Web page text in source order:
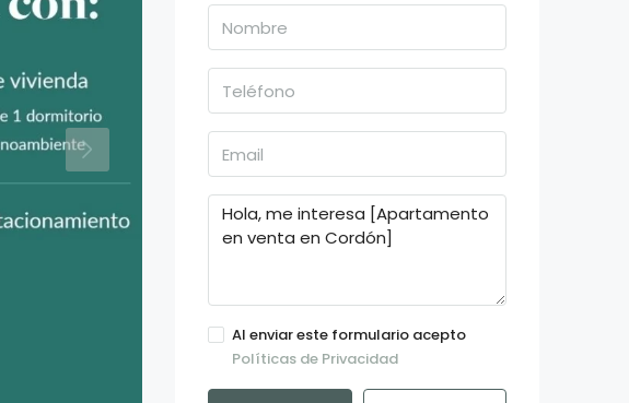
Al enviar este formulario acepto
Políticas de Privacidad